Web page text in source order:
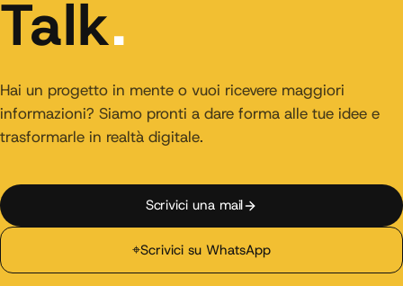
Talk.
Hai un progetto in mente o vuoi ricevere maggiori
informazioni? Siamo pronti a dare forma alle tue idee e
trasformarle in realtà digitale.
Scrivici una mail
⌖Scrivici su WhatsApp